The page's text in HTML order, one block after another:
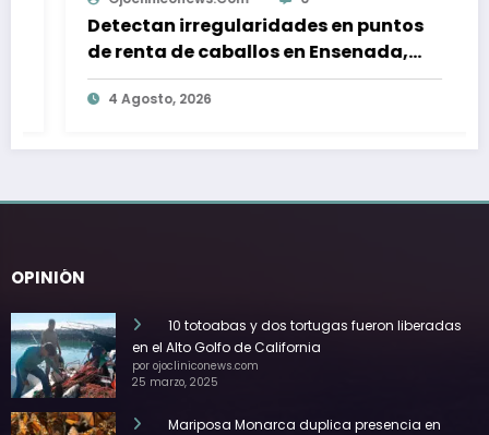
Detectan irregularidades en puntos
de renta de caballos en Ensenada,
tras muerte de equino montado por
turista
4 Agosto, 2026
OPINIÓN
10 totoabas y dos tortugas fueron liberadas
en el Alto Golfo de California
por ojocliniconews.com
25 marzo, 2025
Mariposa Monarca duplica presencia en